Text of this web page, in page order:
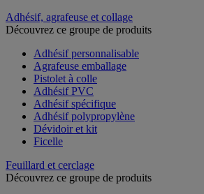
Adhésif, agrafeuse et collage
Découvrez ce groupe de produits
Adhésif personnalisable
Agrafeuse emballage
Pistolet à colle
Adhésif PVC
Adhésif spécifique
Adhésif polypropylène
Dévidoir et kit
Ficelle
Feuillard et cerclage
Découvrez ce groupe de produits